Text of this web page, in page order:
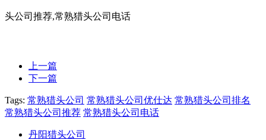
头公司推荐,常熟猎头公司电话
上一篇
下一篇
Tags: 常熟猎头公司 常熟猎头公司优仕达 常熟猎头公司排名
常熟猎头公司推荐 常熟猎头公司电话
丹阳猎头公司